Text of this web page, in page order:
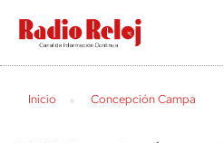
cerrar
Inicio Concepción Campa